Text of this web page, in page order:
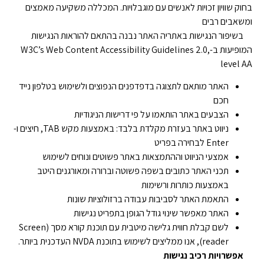
בחוק שוויון זכויות לאנשים עם מוגבלויות. המכללה משקיעה מאמצים
ומשאבים רבים
בשיפור הנגישות באתריה האתר נבנה בהתאם להוראות הנגישות
המופיעות ב-W3C’s Web Content Accessibility Guidelines 2.0,
level AA
האתר מותאם לתצוגה בדפדפנים הנפוצים ולשימוש בטלפון נייד
חכם
הצבעים באתר הותאמו על פי דרישות הניגודיות
ניווט באתר בעזרת מקלדת בלבד: באמצעות מקש TAB, חיצים ו-
Enter לבחירה בפריט
אמצעי הניווט וההתמצאות באתר פשוטים ונוחים לשימוש
תכני האתר כתובים בשפה פשוטה וברורה ומאורגנים היטב
באמצעות כותרות ורשימות
התאמת האתר לסביבות עבודה ברזולוציות שונות
האתר מאפשר שינוי גודל הגופן בתפריט נגישות
לשם קבלת חווית גלישה מיטבית עם תוכנת קורא מסך (Screen
reader), אנו ממליצים לשימוש בתוכנת NVDA העדכנית ביותר.
אפשרויות רכיב נגישות